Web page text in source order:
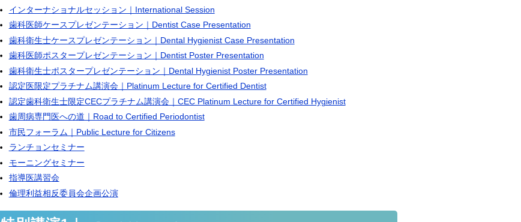
インターナショナルセッション｜International Session
歯科医師ケースプレゼンテーション｜Dentist Case Presentation
歯科衛生士ケースプレゼンテーション｜Dental Hygienist Case Presentation
歯科医師ポスタープレゼンテーション｜Dentist Poster Presentation
歯科衛生士ポスタープレゼンテーション｜Dental Hygienist Poster Presentation
認定医限定プラチナム講演会｜Platinum Lecture for Certified Dentist
認定歯科衛生士限定CECプラチナム講演会｜CEC Platinum Lecture for Certified Hygienist
歯周病専門医への道｜Road to Certified Periodontist
市民フォーラム｜Public Lecture for Citizens
ランチョンセミナー
モーニングセミナー
指導医講習会
倫理利益相反委員会企画公演